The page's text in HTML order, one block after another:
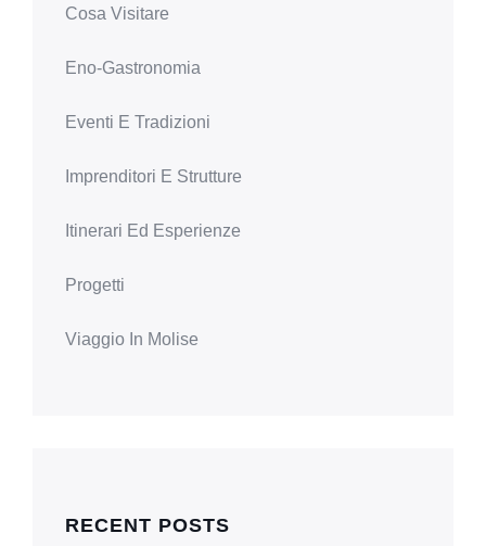
Cosa Visitare
Eno-Gastronomia
Eventi E Tradizioni
Imprenditori E Strutture
Itinerari Ed Esperienze
Progetti
Viaggio In Molise
RECENT POSTS